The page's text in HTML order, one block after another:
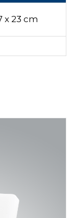
x 23 cm